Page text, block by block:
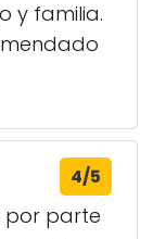
y familia.
4/5
por parte